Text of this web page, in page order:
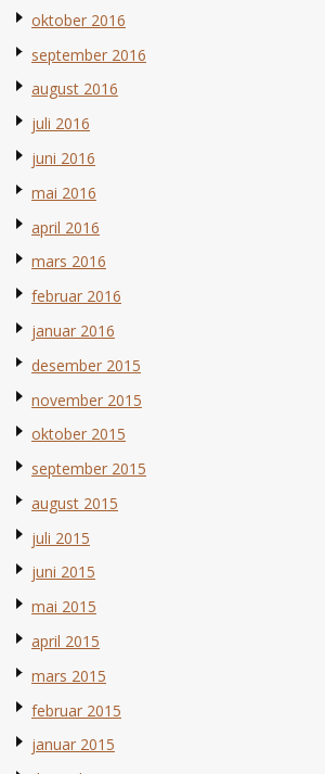
oktober 2016
september 2016
august 2016
juli 2016
juni 2016
mai 2016
april 2016
mars 2016
februar 2016
januar 2016
desember 2015
november 2015
oktober 2015
september 2015
august 2015
juli 2015
juni 2015
mai 2015
april 2015
mars 2015
februar 2015
januar 2015